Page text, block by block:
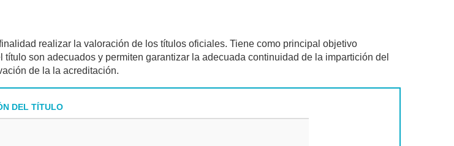
realizar la valoración de los títulos oficiales. Tiene como principal objetivo
título son adecuados y permiten garantizar la adecuada continuidad de la impartición del
de la la acreditación.
DEL TÍTULO